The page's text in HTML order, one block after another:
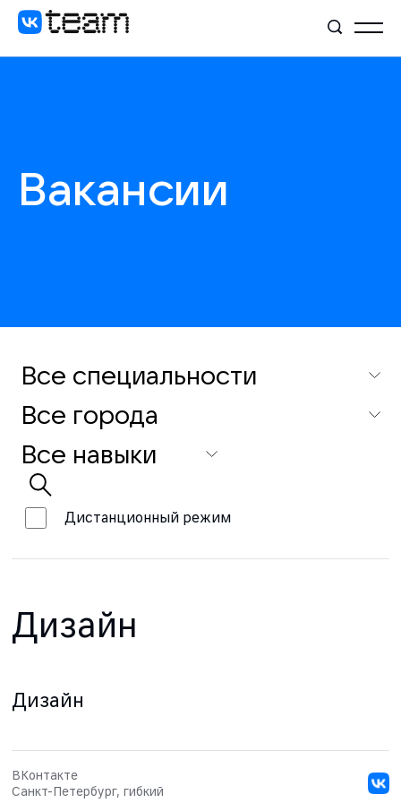
Вакансии
Дистанционный режим
Дизайн
Дизайн
ВКонтакте
Санкт-Петербург, гибкий